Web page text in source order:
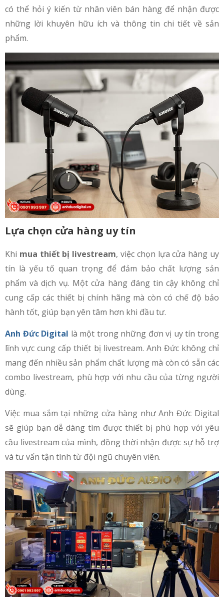
có thể hỏi ý kiến từ nhân viên bán hàng để nhận được
những lời khuyên hữu ích và thông tin chi tiết về sản
phẩm.
Lựa chọn cửa hàng uy tín
Khi mua thiết bị livestream, việc chọn lựa cửa hàng uy
tín là yếu tố quan trọng để đảm bảo chất lượng sản
phẩm và dịch vụ. Một cửa hàng đáng tin cậy không chỉ
cung cấp các thiết bị chính hãng mà còn có chế độ bảo
hành tốt, giúp bạn yên tâm hơn khi đầu tư.
Anh Đức Digital là một trong những đơn vị uy tín trong
lĩnh vực cung cấp thiết bị livestream. Anh Đức không chỉ
mang đến nhiều sản phẩm chất lượng mà còn có sẵn các
combo livestream, phù hợp với nhu cầu của từng người
dùng.
Việc mua sắm tại những cửa hàng như Anh Đức Digital
sẽ giúp bạn dễ dàng tìm được thiết bị phù hợp với yêu
cầu livestream của mình, đồng thời nhận được sự hỗ trợ
và tư vấn tận tình từ đội ngũ chuyên viên.